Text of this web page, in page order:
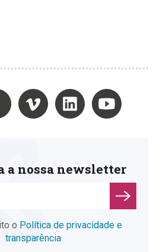
a nossa newsletter
o Política de privacidade e
transparência